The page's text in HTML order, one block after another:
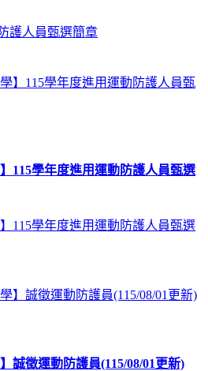
護人員甄選簡章
115學年度進用運動防護人員甄選
115學年度進用運動防護人員甄選
誠徵運動防護員(115/08/01更新)